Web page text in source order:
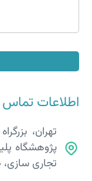
اطلاعات
تهران،
پژوهشگاه
تجاری سازی،